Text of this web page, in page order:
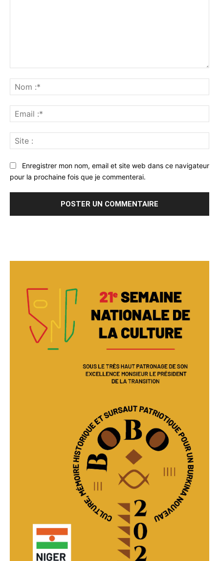
:*
:*
:
Enregistrer mon nom, email et site web dans ce navigateur
pour la prochaine fois que je commenterai.